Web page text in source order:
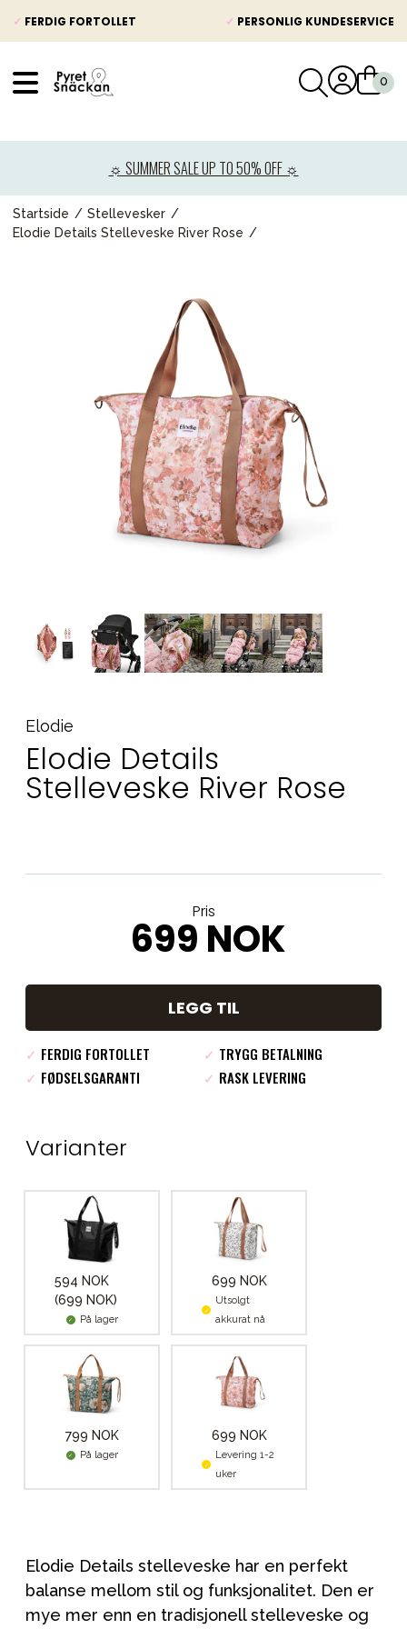
✓ FERDIG FORTOLLET ✓ PERSONLIG KUNDESERVICE
☼ SUMMER SALE UP TO 50% OFF ☼
Startside
Stellevesker
Elodie Details Stelleveske River Rose
Elodie
Elodie Details
Stelleveske River Rose
Pris
699 NOK
LEGG TIL
✓ FERDIG FORTOLLET ✓ TRYGG BETALNING
✓ FØDSELSGARANTI ✓ RASK LEVERING
Varianter
594 NOK
(699 NOK)
På lager
699 NOK
Utsolgt
akkurat nå
799 NOK
På lager
699 NOK
Levering 1-2
uker
Elodie Details stelleveske har en perfekt
balanse mellom stil og funksjonalitet. Den er
mye mer enn en tradisjonell stelleveske og
Barnevogner
Bilstol
Leker og spill
Mamma & Pappa
Møbler & seng
Tilbehør
Reservedeler
Kampanjer
Tips om gaver
Våre favoritter
Sol og bading Outlet
Veiledning